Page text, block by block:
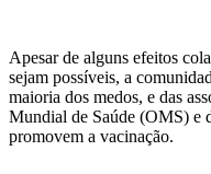
Apesar de alguns efeitos
sejam possíveis, a
maioria dos medos, e das
Mundial de Saúde (OMS) e
promovem a vacinação.